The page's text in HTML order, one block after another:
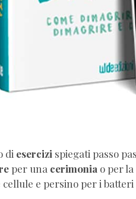
di esercizi spiegati passo
per una cerimonia o per
e persino per i